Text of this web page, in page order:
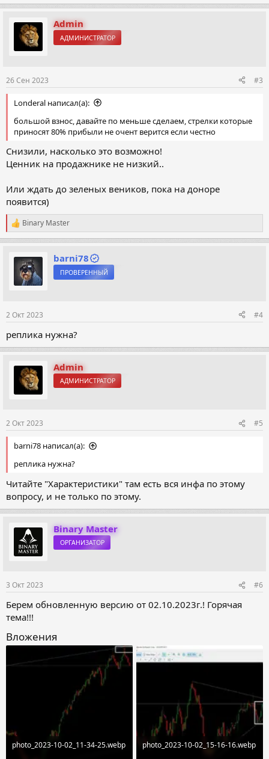
Admin
АДМИНИСТРАТОР
26 Сен 2023 #3
Londeral написал(а):
большой взнос, давайте по меньше сделаем, стрелки которые
приносят 80% прибыли не очент верится если честно
Снизили, насколько это возможно!
Ценник на продажнике не низкий..
Или ждать до зеленых веников, пока на доноре
появится)
Р
е
а
и
Binary Master
barni78
ПРОВЕРЕННЫЙ
2 Окт 2023 #4
реплика нужна?
Admin
АДМИНИСТРАТОР
2 Окт 2023 #5
barni78 написал(а):
реплика нужна?
Читайте "Характеристики" там есть вся инфа по этому
вопросу, и не только по этому.
Binary Master
ОРГАНИЗАТОР
3 Окт 2023 #6
Берем обновленную версию от 02.10.2023г.! Горячая
тема!!!
Вложения
photo_2023-10-02_11-34-25.webp
photo_2023-10-02_15-16-16.webp